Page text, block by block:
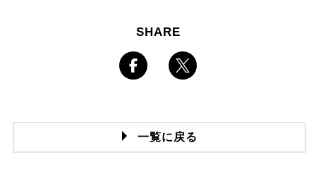
SHARE
一覧に戻る